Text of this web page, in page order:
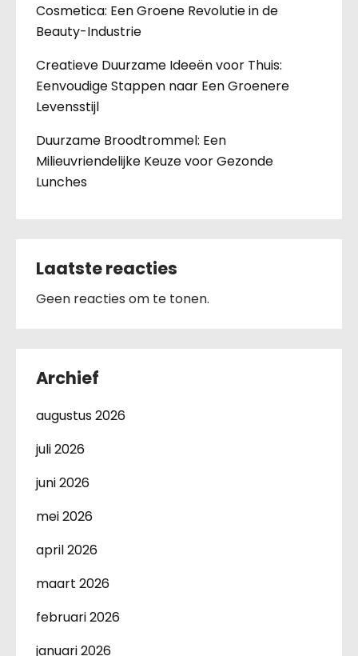
Cosmetica: Een Groene Revolutie in de
Beauty-Industrie
Creatieve Duurzame Ideeën voor Thuis:
Eenvoudige Stappen naar Een Groenere
Levensstijl
Duurzame Broodtrommel: Een
Milieuvriendelijke Keuze voor Gezonde
Lunches
Laatste reacties
Geen reacties om te tonen.
Archief
augustus 2026
juli 2026
juni 2026
mei 2026
april 2026
maart 2026
februari 2026
januari 2026